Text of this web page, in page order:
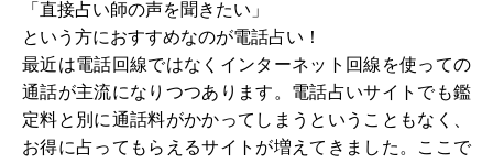
「直接占い師の声を聞きたい」
という方におすすめなのが電話占い！
最近は電話回線ではなくインターネット回線を使っての
通話が主流になりつつあります。電話占いサイトでも鑑
定料と別に通話料がかかってしまうということもなく、
お得に占ってもらえるサイトが増えてきました。ここで